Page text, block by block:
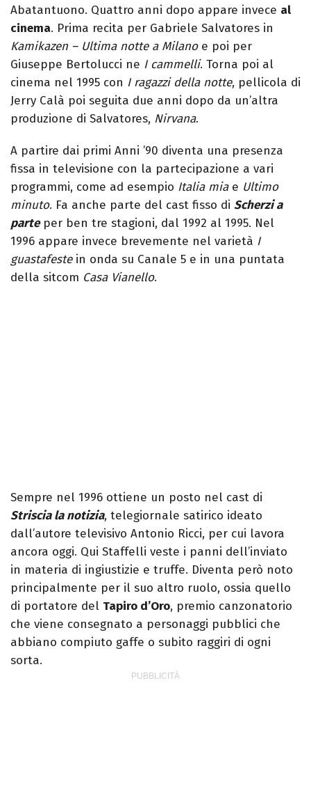
Abatantuono. Quattro anni dopo appare invece al
cinema. Prima recita per Gabriele Salvatores in
Kamikazen – Ultima notte a Milanoe poi per
Giuseppe Bertolucci ne I cammelli. Torna poi al
cinema nel 1995 con I ragazzi della notte, pellicola di
Jerry Calà poi seguita due anni dopo da un’altra
produzione di Salvatores, Nirvana.
A partire dai primi Anni ’90 diventa una presenza
fissa in televisione con la partecipazione a vari
programmi, come ad esempio Italia miae Ultimo
minuto. Fa anche parte del cast fisso di Scherzi a
parteper ben tre stagioni, dal 1992 al 1995. Nel
1996 appare invece brevemente nel varietà I
guastafestein onda su Canale 5 e in una puntata
della sitcom Casa Vianello.
Sempre nel 1996 ottiene un posto nel cast di
Striscia la notizia, telegiornale satirico ideato
dall’autore televisivo Antonio Ricci, per cui lavora
ancora oggi. Qui Staffelli veste i panni dell’inviato
in materia di ingiustizie e truffe. Diventa però noto
principalmente per il suo altro ruolo, ossia quello
di portatore del Tapiro d’Oro, premio canzonatorio
che viene consegnato a personaggi pubblici che
abbiano compiuto gaffe o subito raggiri di ogni
sorta.